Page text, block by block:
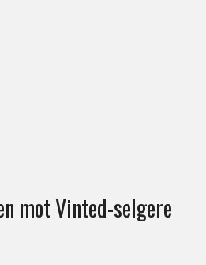
mot Vinted-selgere